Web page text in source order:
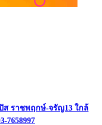
ส ราชพฤกษ์-จรัญ13 ใกล้
7658997